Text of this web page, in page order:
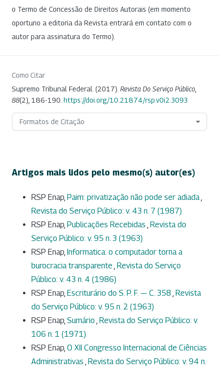
o Termo de Concessão de Direitos Autorais (em momento
oportuno a editoria da Revista entrará em contato com o
autor para assinatura do Termo).
Como Citar
Supremo Tribunal Federal. (2017). Revista Do Serviço Público
88(2), 186-190. https://doi.org/10.21874/rsp.v0i2.3093
Formatos de Citação
Artigos mais lidos pelo mesmo(s) autor(es)
RSP Enap, Paim: privatização não pode ser adiada,
Revista do Serviço Público: v. 43 n. 7 (1987)
RSP Enap, Publicações Recebidas , Revista do
Serviço Público: v. 95 n. 3 (1963)
RSP Enap, Informatica: o computador torna a
burocracia transparente , Revista do Serviço
Público: v. 43 n. 4 (1986)
RSP Enap, Escriturário do S. P. F. — C. 358 , Revista
do Serviço Público: v. 95 n. 2 (1963)
RSP Enap, Sumário , Revista do Serviço Público: v.
106 n. 1 (1971)
RSP Enap, O XII Congresso Internacional de Ciências
Administrativas , Revista do Serviço Público: v. 94 n.